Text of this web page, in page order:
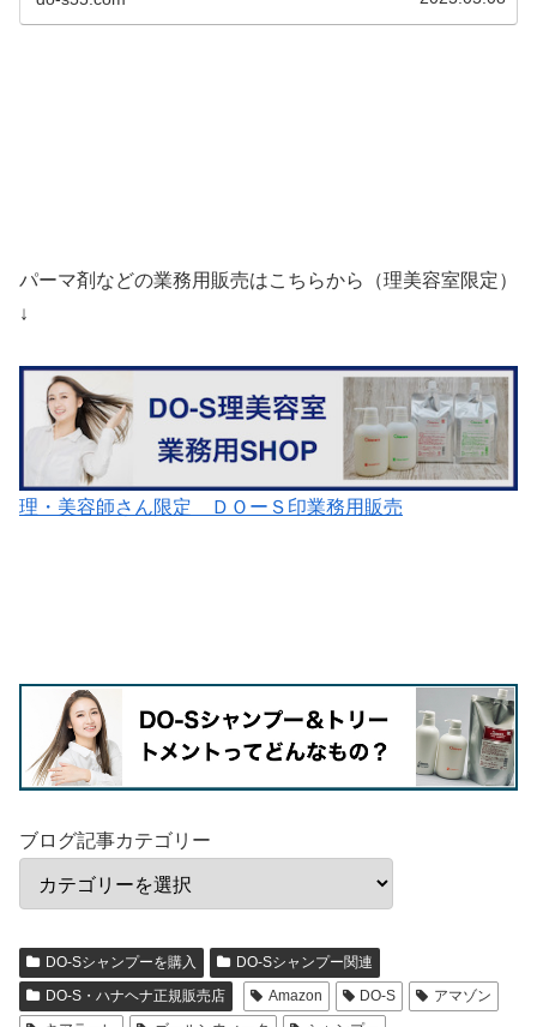
パーマ剤などの業務用販売はこちらから（理美容室限定）
↓
理・美容師さん限定 ＤＯーＳ印業務用販売
ブログ記事カテゴリー
DO-Sシャンプーを購入
DO-Sシャンプー関連
DO-S・ハナヘナ正規販売店
Amazon DO-S
アマゾン